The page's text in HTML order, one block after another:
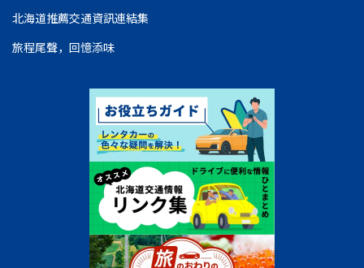
北海道推薦交通資訊連結集
旅程尾聲，回憶添味